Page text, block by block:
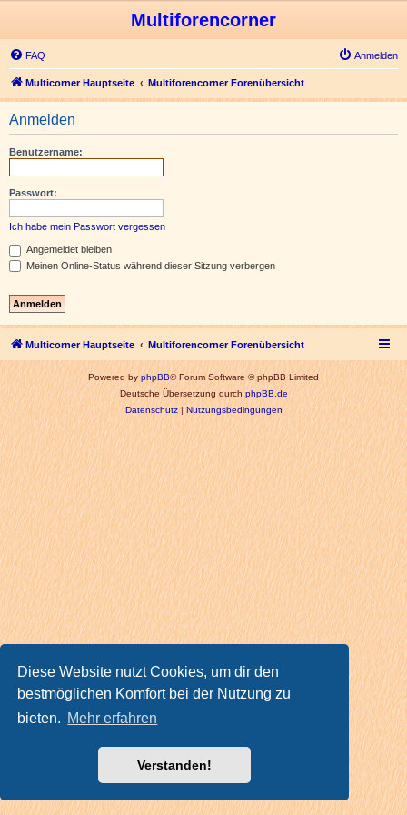
Diese Website nutzt Cookies, um dir den
bestmöglichen Komfort bei der Nutzung zu
bieten. Mehr erfahren
Verstanden!
Multiforencorner
FAQ Anmelden
Multicorner Hauptseite Multiforencorner Forenübersicht
Anmelden
Benutzername:
Passwort:
Ich habe mein Passwort vergessen
Angemeldet bleiben
Meinen Online-Status während dieser Sitzung verbergen
Multicorner Hauptseite Multiforencorner Forenübersicht
Powered byphpBB® Forum Software © phpBB Limited
Deutsche Übersetzung durchphpBB.de
Datenschutz| Nutzungsbedingungen